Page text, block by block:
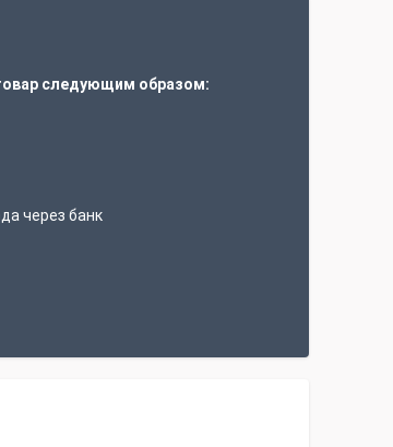
следующим образом:
через банк